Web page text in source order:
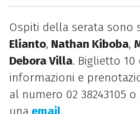
Ospiti della serata sono
Elianto, Nathan Kiboba,
Debora Villa. Biglietto 10
informazioni e
al numero 02 38243105